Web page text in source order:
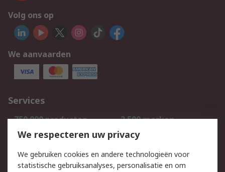
Volg ons op
We aanvaarden
Services
750.000 producten
2.500 merken
Bestellen
Inkoopoplossingen
Track & Trace
We respecteren uw privacy
We gebruiken cookies en andere technologieën voor
statistische gebruiksanalyses, personalisatie en om